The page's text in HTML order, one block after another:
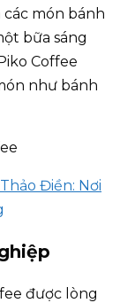
các món bánh
bữa sáng
Coffee
như bánh
Điền: Nơi
được lòng